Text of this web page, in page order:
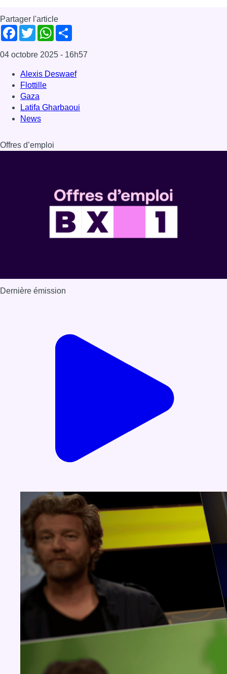
Partager l'article
Facebook
TwitterWhatsApp
04 octobre 2025 - 16h57
Alexis Deswaef
Flottille
Gaza
Latifa Gharbaoui
News
Offres d’emploi
Dernière émission